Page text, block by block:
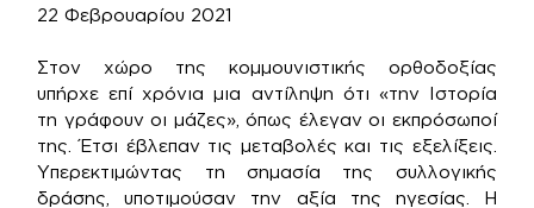
22 Φεβρουαρίου 2021
Στον χώρο της κομμουνιστικής ορθοδοξίας
υπήρχε επί χρόνια μια αντίληψη ότι «την Ιστορία
τη γράφουν οι μάζες», όπως έλεγαν οι εκπρόσωποί
της. Έτσι έβλεπαν τις μεταβολές και τις εξελίξεις.
Υπερεκτιμώντας τη σημασία της συλλογικής
δράσης, υποτιμούσαν την αξία της ηγεσίας. Η